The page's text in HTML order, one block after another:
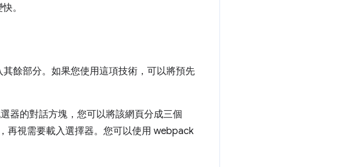
。
餘部分。如果您使用這項技術，可以將預先
器的對話方塊，您可以將該網頁分成三個
再視需要載入選擇器。您可以使用 webpack